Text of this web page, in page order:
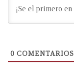
0 COMENTARIOS